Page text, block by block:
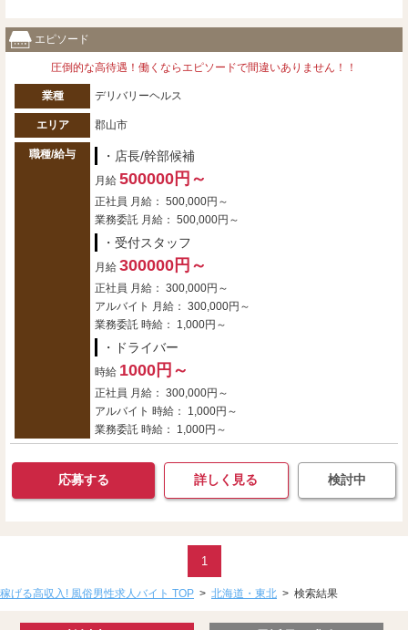
エピソード
圧倒的な高待遇！働くならエピソードで間違いありません！！
業種 デリバリーヘルス
エリア 郡山市
職種/給与 ・店長/幹部候補
月給 500000円～
正社員 月給： 500,000円～
業務委託 月給： 500,000円～
・受付スタッフ
月給 300000円～
正社員 月給： 300,000円～
アルバイト 月給： 300,000円～
業務委託 時給： 1,000円～
・ドライバー
時給 1000円～
正社員 月給： 300,000円～
アルバイト 時給： 1,000円～
業務委託 時給： 1,000円～
応募する 詳しく見る 検討中
1
稼げる高収入! 風俗男性求人バイト TOP > 北海道・東北 > 検索結果